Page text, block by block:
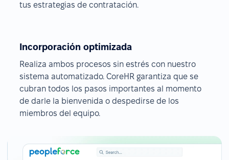
tus estrategias de contratación.
Incorporación optimizada
Realiza ambos procesos sin estrés con nuestro
sistema automatizado. CoreHR garantiza que se
cubran todos los pasos importantes al momento
de darle la bienvenida o despedirse de los
miembros del equipo.